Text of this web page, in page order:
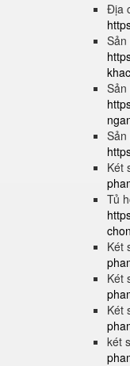
Địa
Sản
Sản
Sản
Két
Tủ
Két
Két
Két
két